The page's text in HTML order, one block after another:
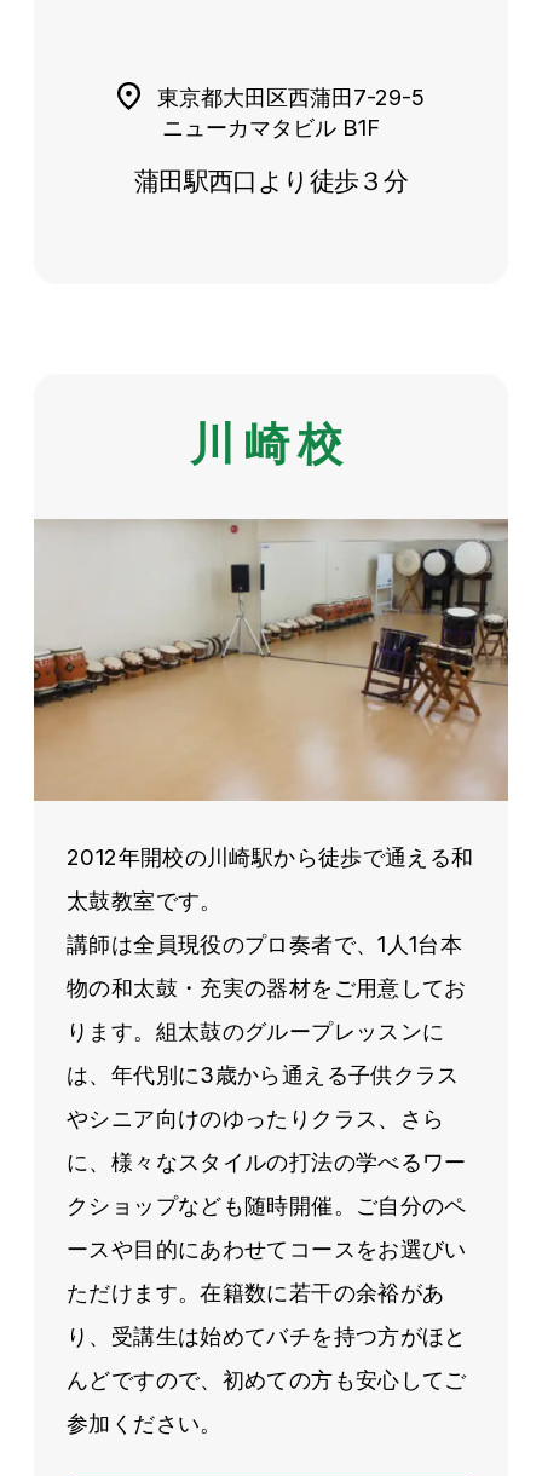
東京都大田区西蒲田7-29-5
ニューカマタビル B1F
蒲田駅西口より徒歩３分
川崎校
2012年開校の川崎駅から徒歩で通える和
太鼓教室です。
講師は全員現役のプロ奏者で、1人1台本
物の和太鼓・充実の器材をご用意してお
ります。組太鼓のグループレッスンに
は、年代別に3歳から通える子供クラス
やシニア向けのゆったりクラス、さら
に、様々なスタイルの打法の学べるワー
クショップなども随時開催。ご自分のペ
ースや目的にあわせてコースをお選びい
ただけます。在籍数に若干の余裕があ
り、受講生は始めてバチを持つ方がほと
んどですので、初めての方も安心してご
参加ください。